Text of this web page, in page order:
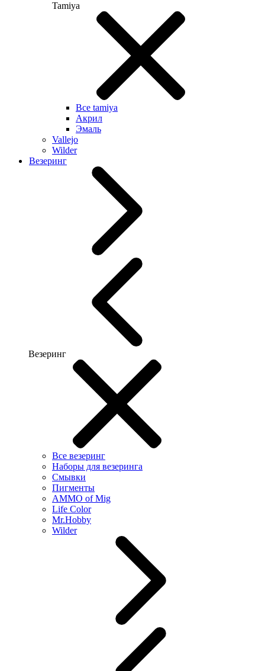
Tamiya
Все tamiya
Акрил
Эмаль
Vallejo
Wilder
Везеринг
Везеринг
Все везеринг
Наборы для везеринга
Смывки
Пигменты
AMMO of Mig
Life Color
Mr.Hobby
Wilder